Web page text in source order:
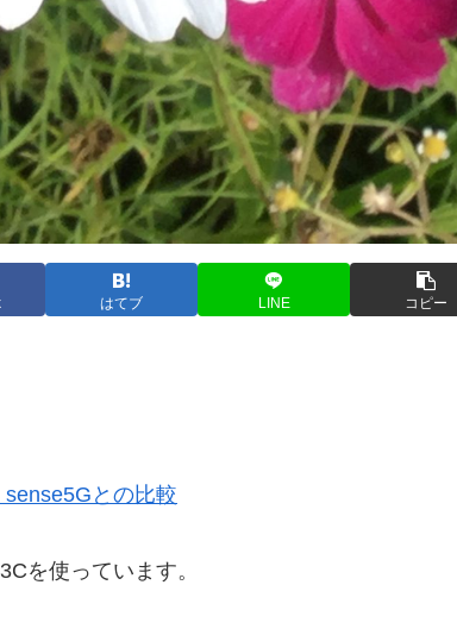
はてブ LINE コピー
との比較
を使っています。